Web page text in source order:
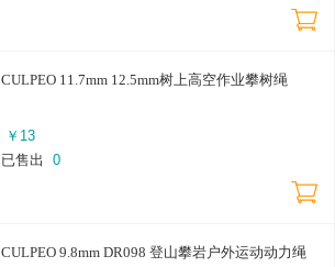
CULPEO 11.7mm 12.5mm树上高空作业攀树绳
￥ 13
已售出
0
CULPEO 9.8mm DR098 登山攀岩户外运动动力绳